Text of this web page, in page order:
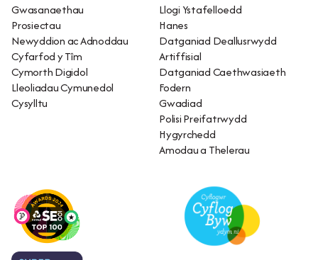
Gwasanaethau
Prosiectau
Newyddion ac Adnoddau
Cyfarfod y Tîm
Cymorth Digidol
Lleoliadau Cymunedol
Cysylltu
Llogi Ystafelloedd
Hanes
Datganiad Deallusrwydd
Artiffisial
Datganiad Caethwasiaeth
Fodern
Gwadiad
Polisi Preifatrwydd
Hygyrchedd
Amodau a Thelerau